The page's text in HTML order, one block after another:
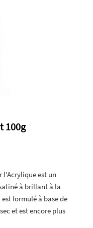
100g
est un
à brillant à la
formulé à base de
et est encore plus